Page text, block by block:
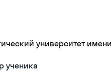
университет
ученика